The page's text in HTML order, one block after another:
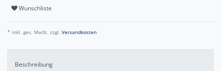
Wunschliste
* inkl. ges. MwSt. zzgl. Versandkosten
Beschreibung